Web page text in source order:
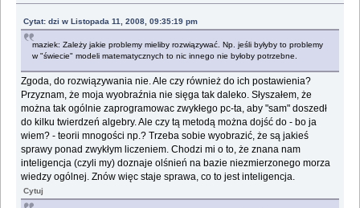
Cytat: dzi w Listopada 11, 2008, 09:35:19 pm
maziek: Zależy jakie problemy mieliby rozwiązywać. Np. jeśli byłyby to problemy
w "świecie" modeli matematycznych to nic innego nie byłoby potrzebne.
Zgoda, do rozwiązywania nie. Ale czy również do ich postawienia?
Przyznam, że moja wyobraźnia nie sięga tak daleko. Słyszałem, że
można tak ogólnie zaprogramowac zwykłego pc-ta, aby "sam" doszedł
do kilku twierdzeń algebry. Ale czy tą metodą można dojść do - bo ja
wiem? - teorii mnogości np.? Trzeba sobie wyobrazić, że są jakieś
sprawy ponad zwykłym liczeniem. Chodzi mi o to, że znana nam
inteligencja (czyli my) doznaje olśnień na bazie niezmierzonego morza
wiedzy ogólnej. Znów więc staje sprawa, co to jest inteligencja.
Cytuj